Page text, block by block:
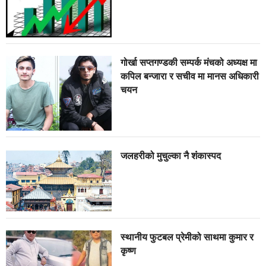
गोर्खा सप्तगण्डकी सम्पर्क मंचको अध्यक्ष मा
कपिल बन्जारा र सचीव मा मानस अधिकारी
चयन
जलहरीको मुचुल्का नै शंंकास्पद
स्थानीय फुटबल प्रेमीको साथमा कुमार र
कृष्ण